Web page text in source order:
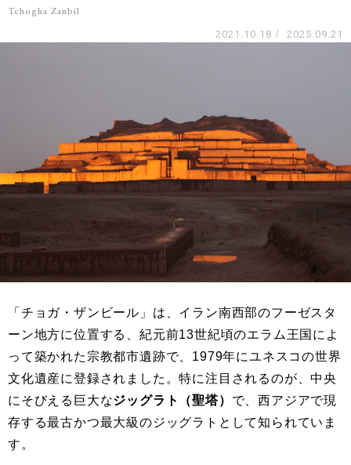
Tchogha Zanbil
2021.10.18 / 2025.09.21
「チョガ・ザンビール」は、イラン南西部のフーゼスタ
ーン地方に位置する、紀元前13世紀頃のエラム王国によ
って築かれた宗教都市遺跡で、1979年にユネスコの世界
文化遺産に登録されました。特に注目されるのが、中央
にそびえる巨大なジッグラト（聖塔） で、西アジアで現
存する最古かつ最大級のジッグラトとして知られていま
す。